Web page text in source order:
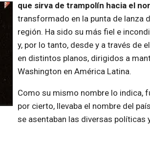
que sirva de trampolín hacia el
transformado en la punta de lanza
región. Ha sido su más fiel e
y, por lo tanto, desde y a través de
en distintos planos, dirigidos a
Washington en América Latina.
Como su mismo nombre lo indica,
por cierto, llevaba el nombre del
se asentaban las diversas políticas